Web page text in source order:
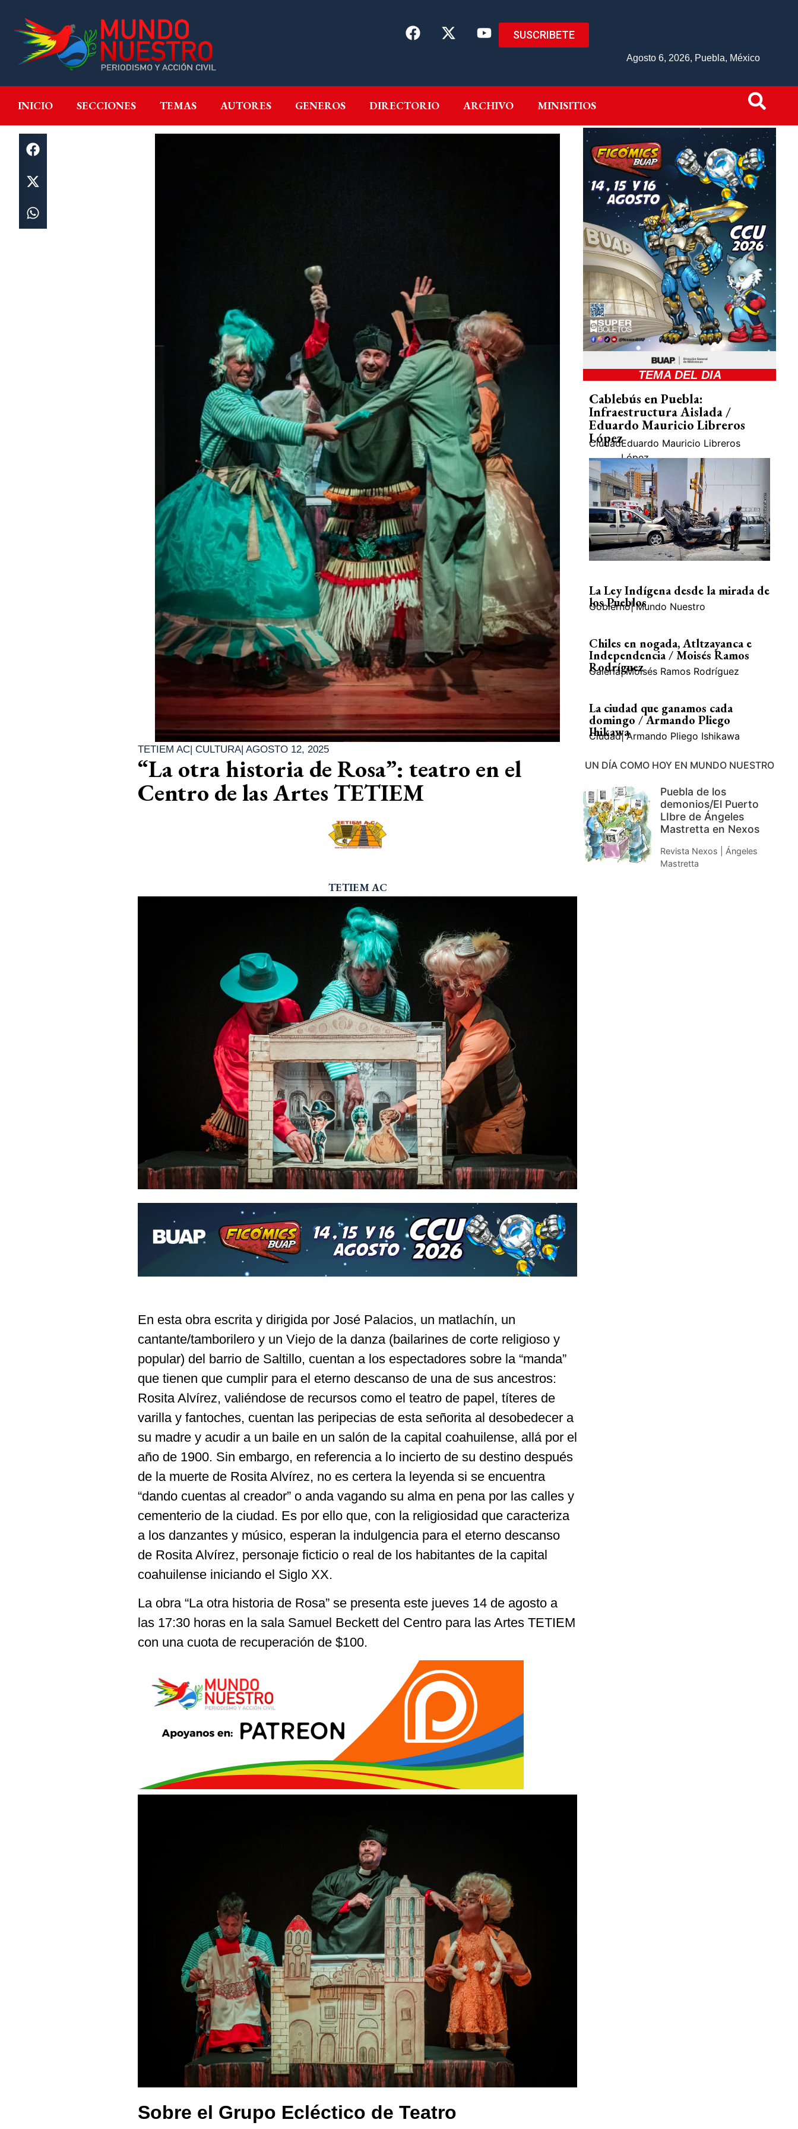
SUSCRIBETE
Agosto 6, 2026, Puebla, México
INICIO SECCIONES TEMAS AUTORES GENEROS DIRECTORIO ARCHIVO MINISITIOS
INICIO SECCIONES GENEROS DIRECTORIO ARCHIVO MINISITIOS
TETIEM AC| CULTURA| AGOSTO 12, 2025
“La otra historia de Rosa”: teatro en el
Centro de las Artes TETIEM
TETIEM AC
En esta obra escrita y dirigida por José Palacios, un matlachín, un
cantante/tamborilero y un Viejo de la danza (bailarines de corte religioso y
popular) del barrio de Saltillo, cuentan a los espectadores sobre la “manda”
que tienen que cumplir para el eterno descanso de una de sus ancestros:
Rosita Alvírez, valiéndose de recursos como el teatro de papel, títeres de
varilla y fantoches, cuentan las peripecias de esta señorita al desobedecer a
su madre y acudir a un baile en un salón de la capital coahuilense, allá por el
año de 1900. Sin embargo, en referencia a lo incierto de su destino después
de la muerte de Rosita Alvírez, no es certera la leyenda si se encuentra
“dando cuentas al creador” o anda vagando su alma en pena por las calles y
cementerio de la ciudad. Es por ello que, con la religiosidad que caracteriza
a los danzantes y músico, esperan la indulgencia para el eterno descanso
de Rosita Alvírez, personaje ficticio o real de los habitantes de la capital
coahuilense iniciando el Siglo XX.
La obra “La otra historia de Rosa” se presenta este jueves 14 de agosto a
las 17:30 horas en la sala Samuel Beckett del Centro para las Artes TETIEM
con una cuota de recuperación de $100.
Sobre el Grupo Ecléctico de Teatro
TEMA DEL DIA
Cablebús en Puebla:
Infraestructura Aislada /
Eduardo Mauricio Libreros
López
CiudadEduardo Mauricio Libreros
López
La Ley Indígena desde la mirada de
los Pueblos
Gobierno| Mundo Nuestro
Chiles en nogada, Atltzayanca e
Independencia / Moisés Ramos
Rodríguez
Galería| Moisés Ramos Rodríguez
La ciudad que ganamos cada
domingo / Armando Pliego
Ihikawa
Ciudad| Armando Pliego Ishikawa
UN DÍA COMO HOY EN MUNDO NUESTRO
Puebla de los
demonios/El Puerto
LIbre de Ángeles
Mastretta en Nexos
Revista Nexos | Ángeles
Mastretta